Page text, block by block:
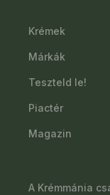
Krémek
Márkák
Teszteld le!
Piactér
Magazin
A Krémmánia